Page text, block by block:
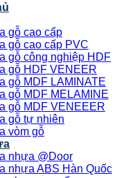
gỗ cao cấp
gỗ cao cấp PVC
gỗ công nghiệp HDF
gỗ HDF VENEER
gỗ MDF LAMINATE
gỗ MDF MELAMINE
gỗ MDF VENEEER
gỗ tự nhiên
vòm gỗ
nhựa @Door
nhựa ABS Hàn Quốc